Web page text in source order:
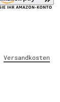
Versandkosten